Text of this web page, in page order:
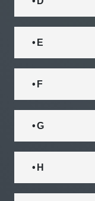
• E
• F
• G
• H